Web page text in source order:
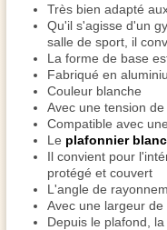
Très bien adapté
Qu'il s'agisse d'un
salle de sport, il
La forme de base
Fabriqué en
Couleur blanche
Avec une tension
Compatible avec
Le plafonnier blanc
Il convient pour
protégé et couvert
L'angle de
Avec une largeur de
Depuis le plafond,